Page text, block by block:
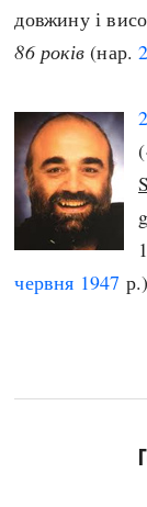
довжину і
86 років (нар.
червня 1947